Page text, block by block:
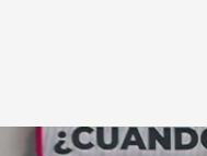
Nacho Abad, presentador de